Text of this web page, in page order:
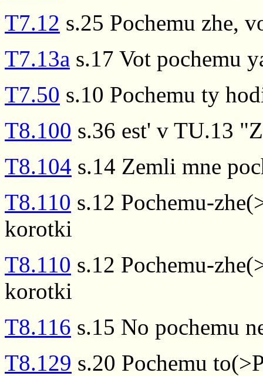
T7.12 s.25 Pochemu zhe,
T7.13a s.17 Vot pochemu
T7.50 s.10 Pochemu ty
T8.100 s.36 est' v TU.13
T8.104 s.14 Zemli mne
T8.110 s.12 Pochemu-
korotki
T8.110 s.12 Pochemu-
korotki
T8.116 s.15 No pochemu
T8.129 s.20 Pochemu